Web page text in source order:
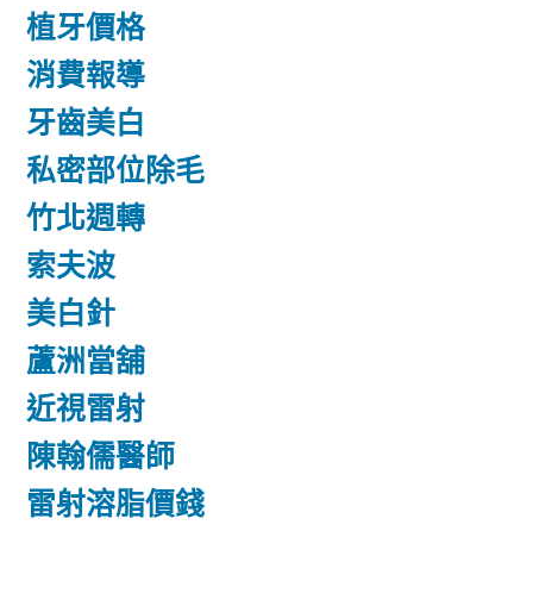
植牙價格
消費報導
牙齒美白
私密部位除毛
竹北週轉
索夫波
美白針
蘆洲當舖
近視雷射
陳翰儒醫師
雷射溶脂價錢